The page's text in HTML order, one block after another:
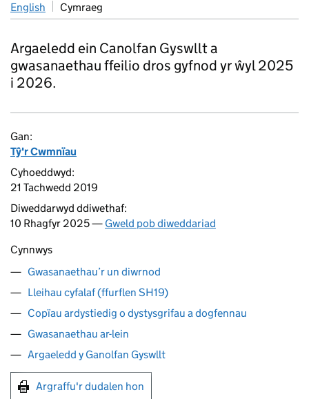
English Cymraeg
Argaeledd ein Canolfan Gyswllt a
gwasanaethau ffeilio dros gyfnod yr ŵyl 2025
i 2026.
Gan:
Tŷ'r Cwmnïau
Cyhoeddwyd:
21 Tachwedd 2019
Diweddarwyd ddiwethaf:
10 Rhagfyr 2025 — Gweld pob diweddariad
Cynnwys
Gwasanaethau’r un diwrnod
Lleihau cyfalaf (ffurflen SH19)
Copïau ardystiedig o dystysgrifau a dogfennau
Gwasanaethau ar-lein
Argaeledd y Ganolfan Gyswllt
Argraffu'r dudalen hon